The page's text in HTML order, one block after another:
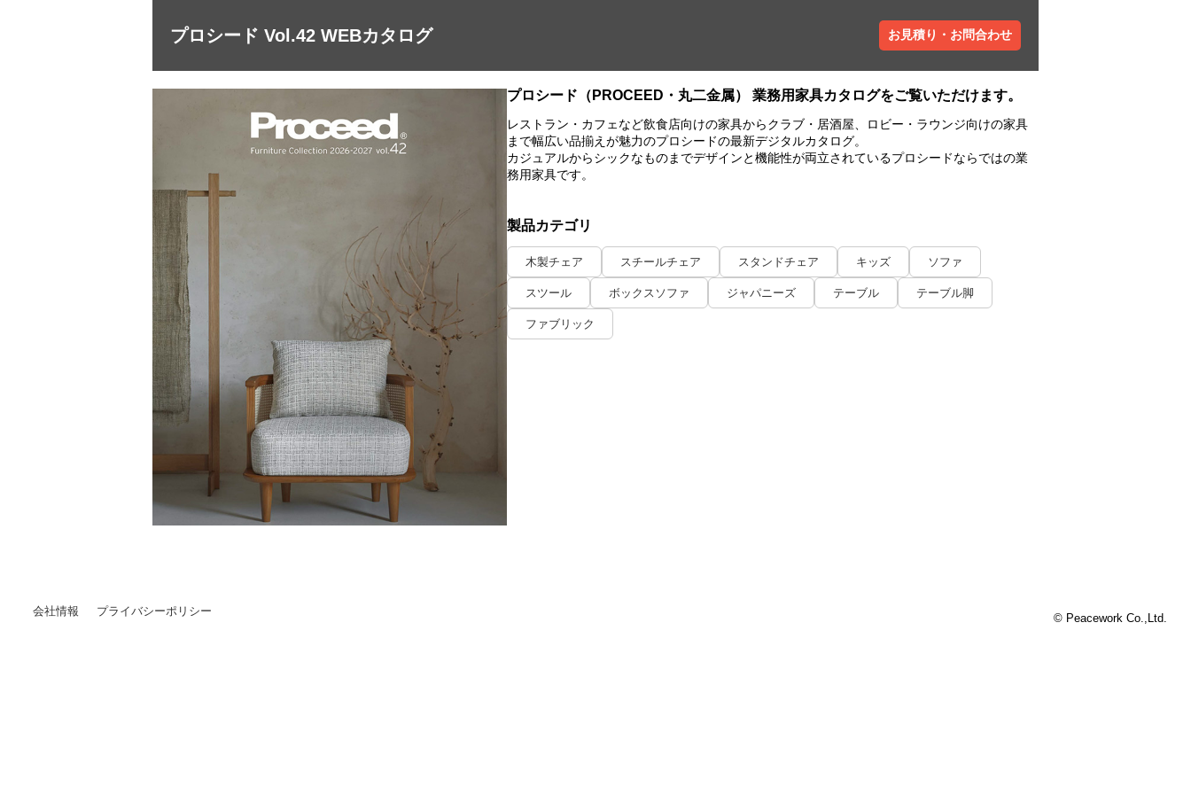
プロシード Vol.42 WEBカタログ お見積り・お問合わせ
プロシード（PROCEED・丸二金属） 業務用家具カタログをご覧いただけます。
レストラン・カフェなど飲食店向けの家具からクラブ・居酒屋、ロビー・ラウンジ向けの家具
まで幅広い品揃えが魅力のプロシードの最新デジタルカタログ。
カジュアルからシックなものまでデザインと機能性が両立されているプロシードならではの業
務用家具です。
製品カテゴリ
木製チェア スチールチェア スタンドチェア キッズ ソファ
スツール ボックスソファ ジャパニーズ テーブル テーブル脚
ファブリック
会社情報 プライバシーポリシー © Peacework Co.,Ltd.